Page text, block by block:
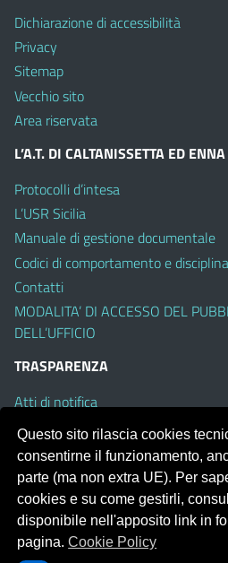
Dichiarazione di accessibilità
Privacy
Sitemap
Vecchio sito
Area riservata
L’A.T. DI CALTANISSETTA ED ENNA
Protocolli d’intesa
L’USR Sicilia
Manuale di gestione documentale
Codici di comportamento e
Contatti
MODALITA’ DI ACCESSO DEL
DELL’UFFICIO
TRASPARENZA
Atti di notifica
Albo on line
Amministrazione Trasparente
Obiettivi di Accessibilità
Portale realizzato con la piattaforma
Questo sito rilascia cookies
consentirne il funzionamento,
parte (ma non extra UE). Per
cookies e su come gestirli,
disponibile nell'apposito link in
pagina.Cookie Policy